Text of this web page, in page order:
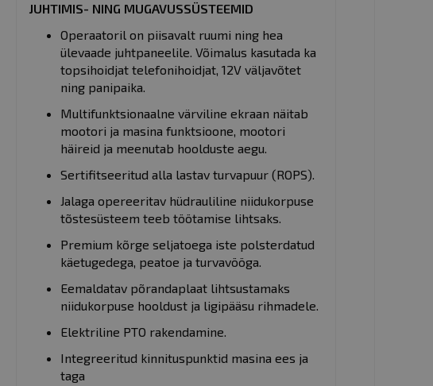
JUHTIMIS- NING MUGAVUSSÜSTEEMID
Operaatoril on piisavalt ruumi ning hea
ülevaade juhtpaneelile. Võimalus kasutada ka
topsihoidjat telefonihoidjat, 12V väljavõtet
ning panipaika.
Multifunktsionaalne värviline ekraan näitab
mootori ja masina funktsioone, mootori
häireid ja meenutab hoolduste aegu.
Sertifitseeritud alla lastav turvapuur (ROPS).
Jalaga opereeritav hüdrauliline niidukorpuse
tõstesüsteem teeb töötamise lihtsaks.
Premium kõrge seljatoega iste polsterdatud
käetugedega, peatoe ja turvavööga.
Eemaldatav põrandaplaat lihtsustamaks
niidukorpuse hooldust ja ligipääsu rihmadele.
Elektriline PTO rakendamine.
Integreeritud kinnituspunktid masina ees ja
taga